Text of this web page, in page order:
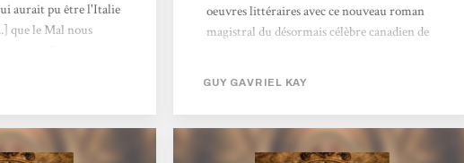
aurait pu être l'Italie
que le Mal nous
oeuvres littéraires avec ce nouveau roman
magistral du désormais célèbre canadien de
péninsule de Palme pour conquérir ce vaste
et riche territoire. La terrible bataille de la
Dreisa marque le triomphe des troupes de
GUY GAVRIEL KAY